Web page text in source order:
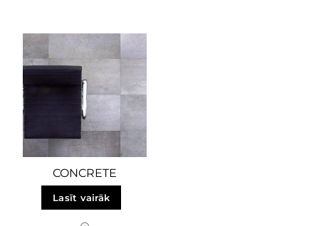
CONCRETE
Lasīt vairāk